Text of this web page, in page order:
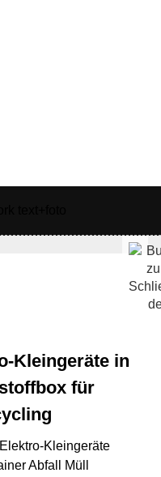
Kleingeräte in
für
Kleingeräte
Abfall Müll